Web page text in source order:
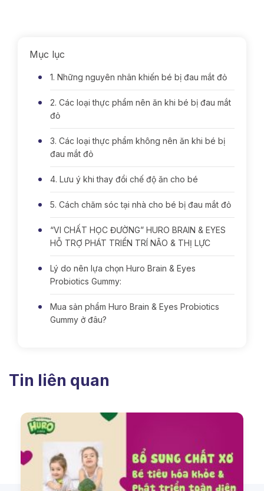
Mục lục
1. Những nguyên nhân khiến bé bị đau mắt đỏ
2. Các loại thực phẩm nên ăn khi bé bị đau mắt
đỏ
3. Các loại thực phẩm không nên ăn khi bé bị
đau mắt đỏ
4. Lưu ý khi thay đổi chế độ ăn cho bé
5. Cách chăm sóc tại nhà cho bé bị đau mắt đỏ
“VI CHẤT HỌC ĐƯỜNG” HURO BRAIN & EYES
HỖ TRỢ PHÁT TRIỂN TRÍ NÃO & THỊ LỰC
Lý do nên lựa chọn Huro Brain & Eyes
Probiotics Gummy:
Mua sản phẩm Huro Brain & Eyes Probiotics
Gummy ở đâu?
Tin liên quan